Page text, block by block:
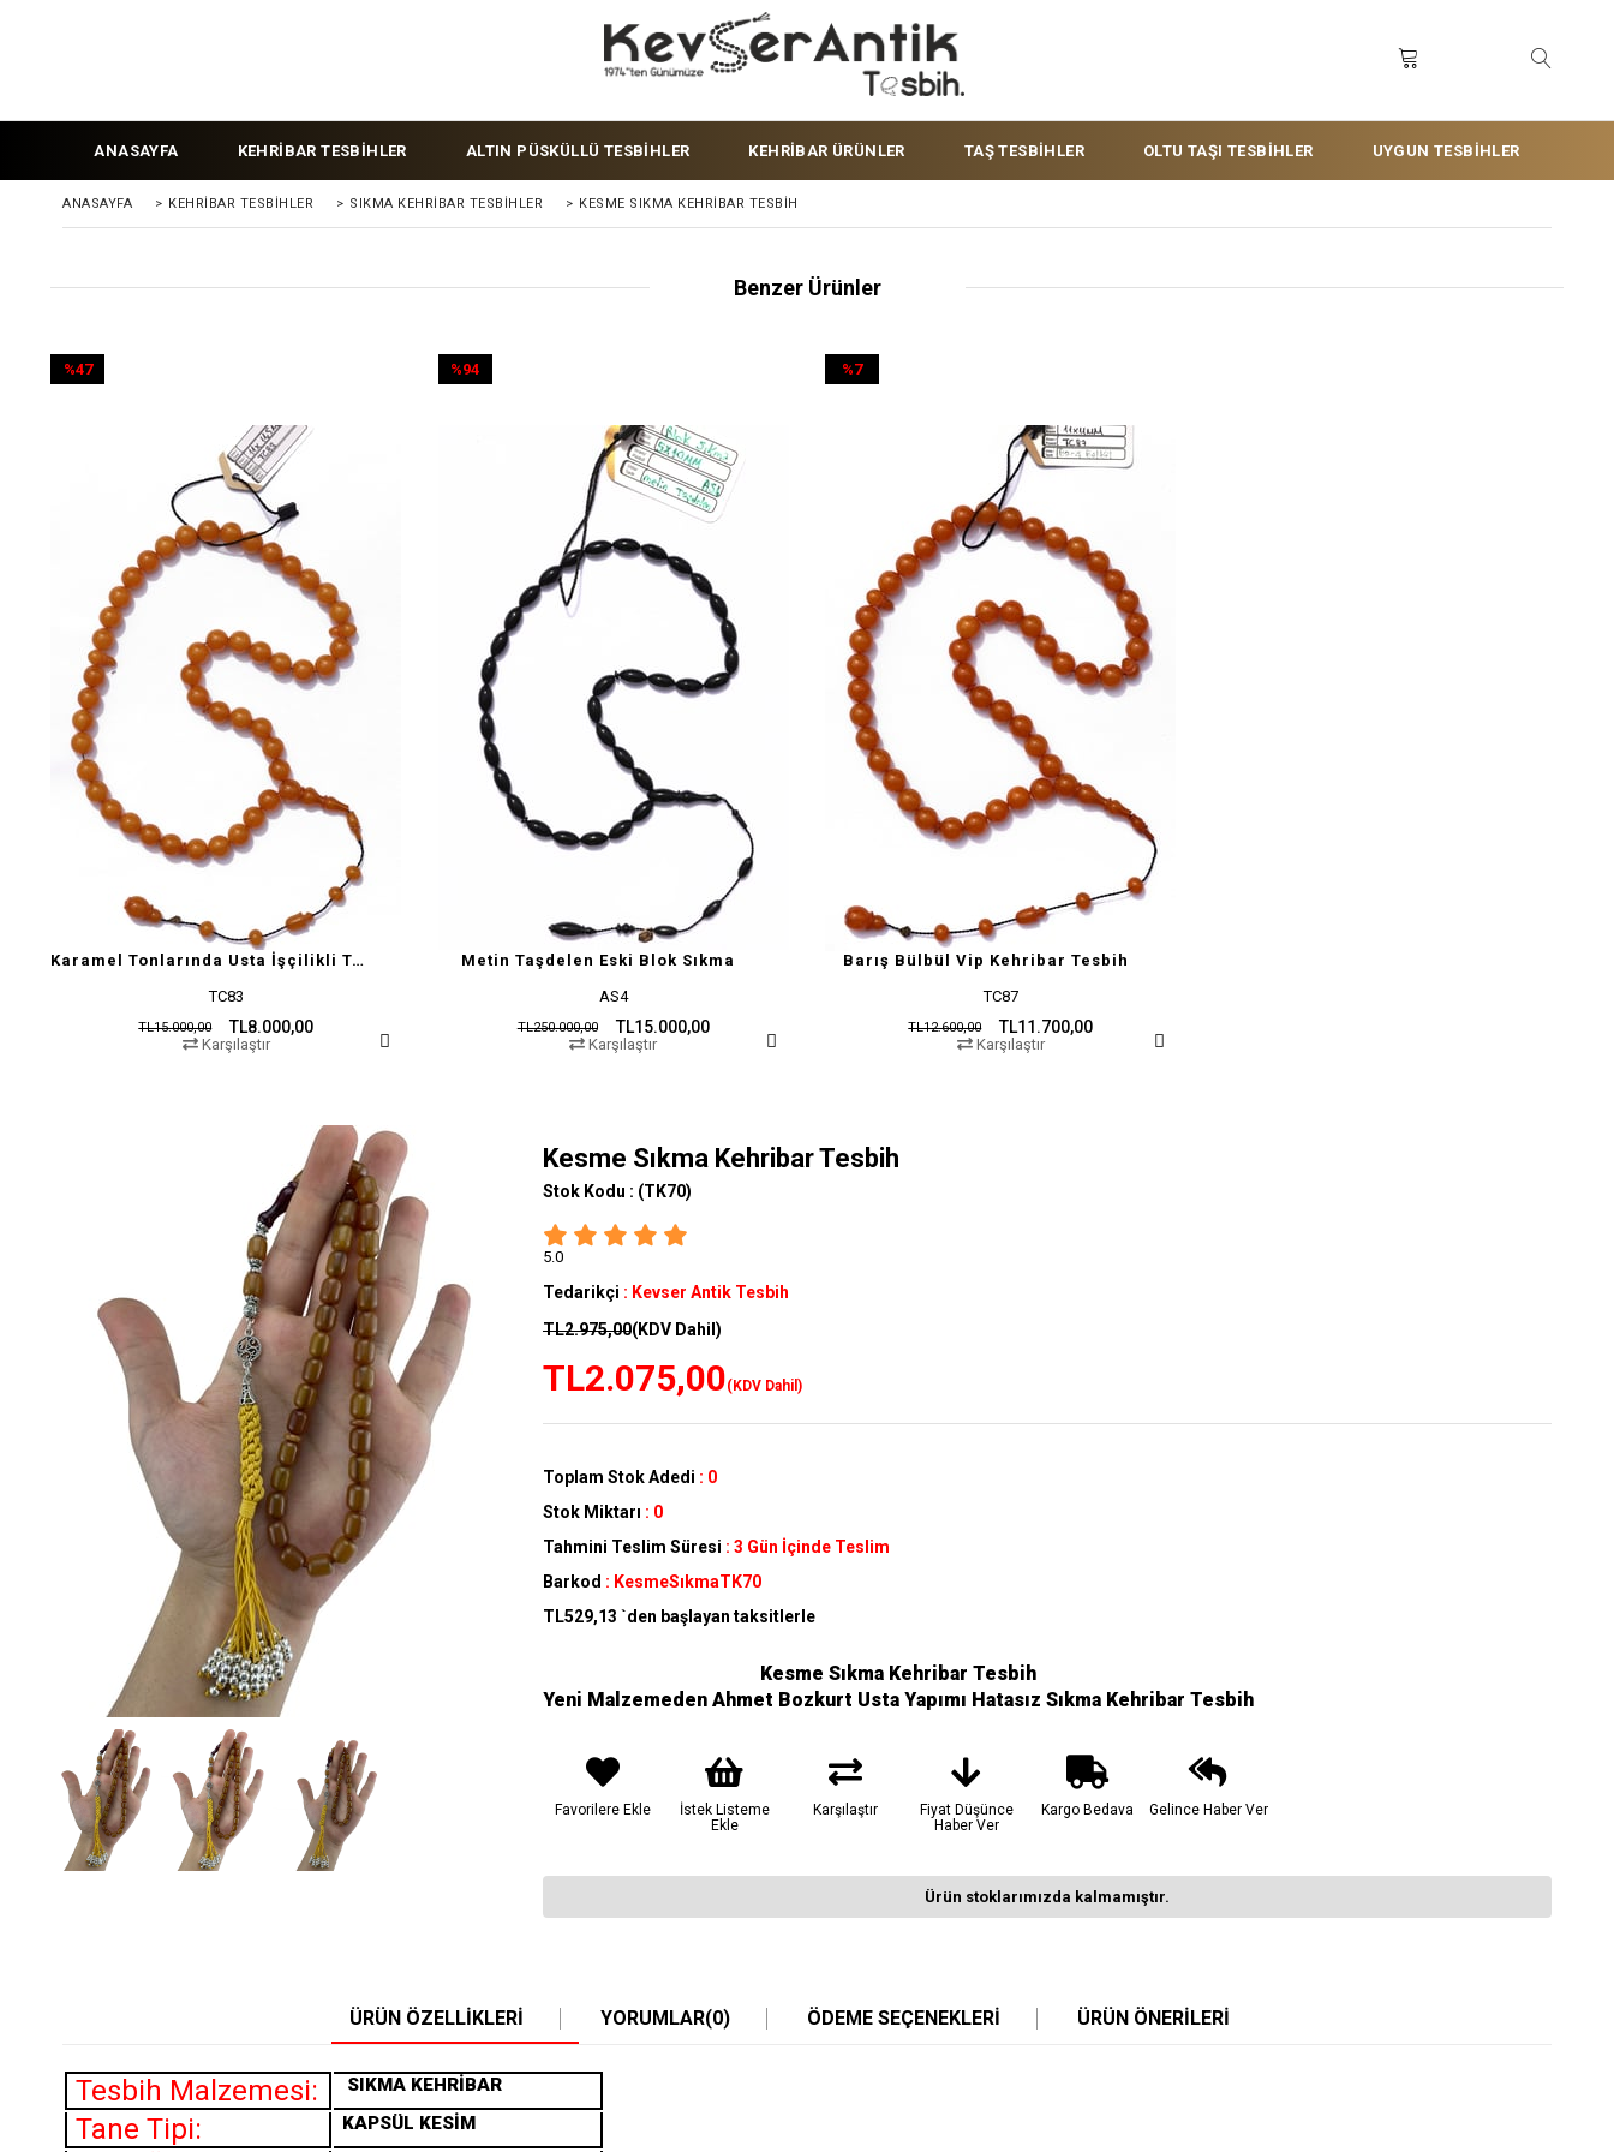
ANASAYFA KEHRİBAR TESBİHLER ALTIN PÜSKÜLLÜ TESBİHLER KEHRİBAR ÜRÜNLER TAŞ TESBİHLER OLTU TAŞI TESBİHLER UYGUN TESBİHLER
ANASAYFA > KEHRIBAR TESBIHLER > SIKMA KEHRİBAR TESBİHLER > KESME SIKMA KEHRIBAR TESBIH
Benzer Ürünler
Karamel Tonlarında Usta İşçilikli Tesbih
TC83
TL8.000,00
TL15.000,00
%47
Karşılaştır
Metin Taşdelen Eski Blok Sıkma
AS4
TL15.000,00
TL250.000,00
%94
Karşılaştır
Barış Bülbül Vip Kehribar Tesbih
TC87
TL11.700,00
TL12.600,00
%7
Karşılaştır
Kesme Sıkma Kehribar Tesbih
Stok Kodu : (TK70)
5.0
Tedarikçi : Kevser Antik Tesbih
TL2.975,00(KDV Dahil)
TL2.075,00(KDV Dahil)
Toplam Stok Adedi : 0
Stok Miktarı : 0
Tahmini Teslim Süresi : 3 Gün İçinde Teslim
Barkod : KesmeSıkmaTK70
TL529,13 `den başlayan taksitlerle
Kesme Sıkma Kehribar Tesbih
Yeni Malzemeden Ahmet Bozkurt Usta Yapımı Hatasız Sıkma Kehribar Tesbih
Favorilere Ekle
İstek Listeme
Ekle
Karşılaştır
Fiyat Düşünce
Haber Ver
Kargo Bedava Gelince Haber Ver
Ürün stoklarımızda kalmamıştır.
ÜRÜN ÖZELLIKLERI YORUMLAR(0) ÖDEME SEÇENEKLERI ÜRÜN ÖNERILERI
Tesbih Malzemesi: SIKMA KEHRİBAR
Tane Tipi: KAPSÜL KESİM